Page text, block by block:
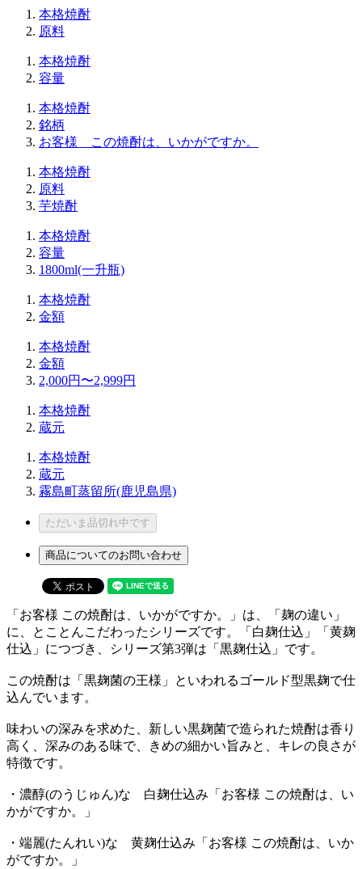
本格焼酎
原料
本格焼酎
容量
本格焼酎
銘柄
お客様 この焼酎は、いかがですか。
本格焼酎
原料
芋焼酎
本格焼酎
容量
1800ml(一升瓶)
本格焼酎
金額
本格焼酎
金額
2,000円〜2,999円
本格焼酎
蔵元
本格焼酎
蔵元
霧島町蒸留所(鹿児島県)
ただいま品切れ中です
商品についてのお問い合わせ
「お客様 この焼酎は、いかがですか。」は、「麹の違い」
に、とことんこだわったシリーズです。「白麹仕込」「黄麹
仕込」につづき、シリーズ第3弾は「黒麹仕込」です。
この焼酎は「黒麹菌の王様」といわれるゴールド型黒麹で仕
込んでいます。
味わいの深みを求めた、新しい黒麹菌で造られた焼酎は香り
高く、深みのある味で、きめの細かい旨みと、キレの良さが
特徴です。
・濃醇(のうじゅん)な 白麹仕込み「お客様 この焼酎は、い
かがですか。」
・端麗(たんれい)な 黄麹仕込み「お客様 この焼酎は、いか
がですか。」